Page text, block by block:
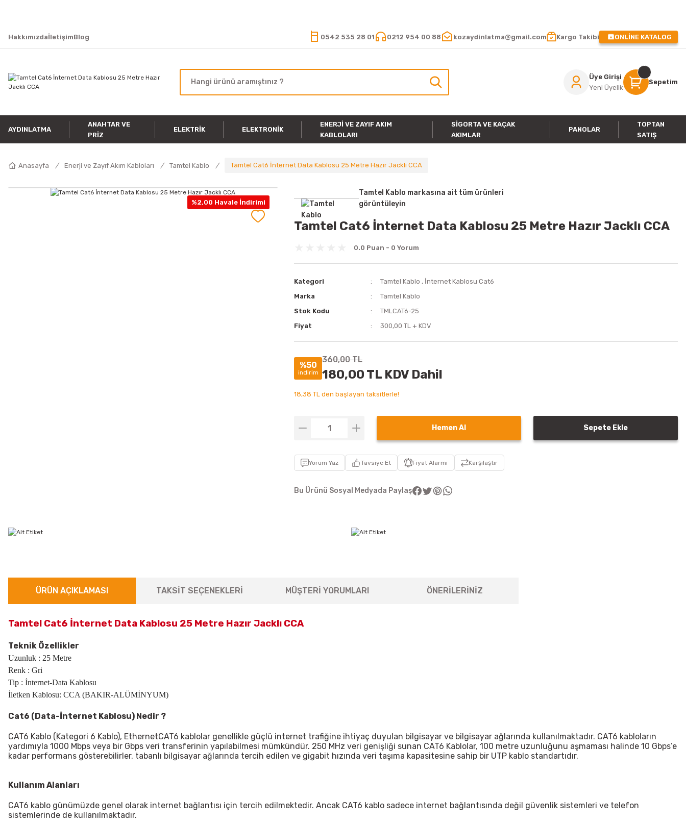
HakkımızdaİletişimBlog 0542 535 28 01 0212 954 00 88 kozaydinlatma@gmail.com Kargo Takibi ONLİNE KATALOG
Üye Girişi
Yeni Üyelik
Sepetim
AYDINLATMA
ANAHTAR VE
PRIZ
ELEKTRIK ELEKTRONIK
ENERJI VE ZAYIF AKIM
KABLOLARI
SIGORTA VE KAÇAK
AKIMLAR
PANOLAR
TOPTAN
SATIŞ
Anasayfa Enerji ve Zayıf Akım Kabloları Tamtel Kablo Tamtel Cat6 İnternet Data Kablosu 25 Metre Hazır Jacklı CCA
%2,00 Havale İndirimi
Tamtel Kablo markasına ait tüm ürünleri
görüntüleyin
Tamtel Cat6 İnternet Data Kablosu 25 Metre Hazır Jacklı CCA
0.0 Puan - 0 Yorum
Kategori Tamtel Kablo , İnternet Kablosu Cat6
Marka
Tamtel Kablo
Stok Kodu
TMLCAT6-25
Fiyat
300,00 TL + KDV
%50
indirim
360,00 TL
180,00 TL KDV Dahil
18,38 TL den başlayan taksitlerle!
Hemen Al Sepete Ekle
Yorum Yaz Tavsiye Et Fiyat Alarmı Karşılaştır
Bu Ürünü Sosyal Medyada Paylaş
ÜRÜN AÇIKLAMASI TAKSİT SEÇENEKLERİ MÜŞTERİ YORUMLARI ÖNERİLERİNİZ
Tamtel Cat6 İnternet Data Kablosu 25 Metre Hazır Jacklı CCA
Teknik Özellikler
Uzunluk : 25 Metre
Renk : Gri
Tip : İnternet-Data Kablosu
İletken Kablosu: CCA (BAKIR-ALÜMİNYUM)
Cat6 (Data-İnternet Kablosu) Nedir ?
CAT6 Kablo (Kategori 6 Kablo), EthernetCAT6 kablolar genellikle güçlü internet trafiğine ihtiyaç duyulan bilgisayar ve bilgisayar ağlarında kullanılmaktadır. CAT6 kabloların
yardımıyla 1000 Mbps veya bir Gbps veri transferinin yapılabilmesi mümkündür. 250 MHz veri genişliği sunan CAT6 Kablolar, 100 metre uzunluğunu aşmaması halinde 10 Gbps’e
kadar performans gösterebilirler. tabanlı bilgisayar ağlarında tercih edilen ve gigabit hızında veri taşıma kapasitesine sahip bir UTP kablo standartıdır.
Kullanım Alanları
CAT6 kablo günümüzde genel olarak internet bağlantısı için tercih edilmektedir. Ancak CAT6 kablo sadece internet bağlantısında değil güvenlik sistemleri ve telefon
sistemlerinde de kullanılmaktadır.